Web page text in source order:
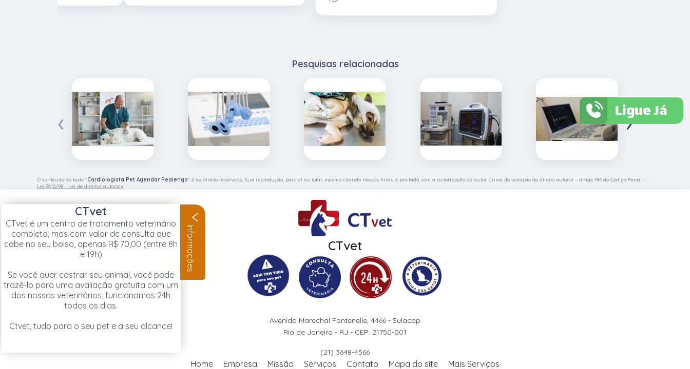
Pesquisas relacionadas
‹ ›
O conteúdo do texto "Cardiologista Pet Agendar Realengo" é de direito reservado. Sua reprodução, parcial ou total, mesmo citando nossos links, é proibida sem a autorização do autor. Crime de violação de direito autoral – artigo 184 do Código Penal –
Lei 9610/98 - Lei de direitos autorais
CTvet
Avenida Marechal Fontenelle, 4466 - Sulacap
Rio de Janeiro - RJ - CEP: 21750-001
(21) 3648-4566
Home Empresa Missão Serviços Contato Mapa do site Mais Serviços
CTvet
CTvet é um centro de tratamento veterinário
completo, mas com valor de consulta que
cabe no seu bolso, apenas R$ 70,00 (entre 8h
e 19h)
Se você quer castrar seu animal, você pode
trazê-lo para uma avaliação gratuita com um
dos nossos veterinários, funcionamos 24h
todos os dias.
Ctvet, tudo para o seu pet e a seu alcance!
Informações
Ligue Já